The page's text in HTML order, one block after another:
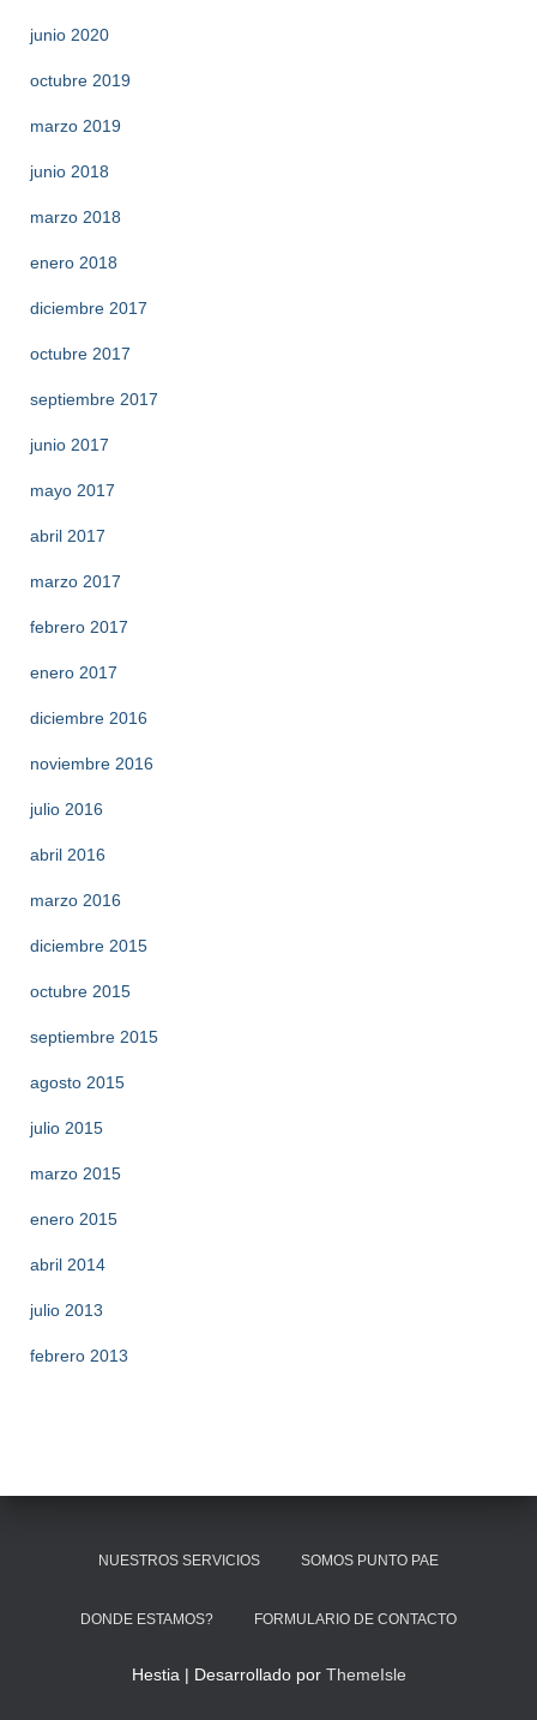
junio 2020
octubre 2019
marzo 2019
junio 2018
marzo 2018
enero 2018
diciembre 2017
octubre 2017
septiembre 2017
junio 2017
mayo 2017
abril 2017
marzo 2017
febrero 2017
enero 2017
diciembre 2016
noviembre 2016
julio 2016
abril 2016
marzo 2016
diciembre 2015
octubre 2015
septiembre 2015
agosto 2015
julio 2015
marzo 2015
enero 2015
abril 2014
julio 2013
febrero 2013
NUESTROS SERVICIOS SOMOS PUNTO PAE
DONDE ESTAMOS? FORMULARIO DE CONTACTO
Hestia | Desarrollado por ThemeIsle